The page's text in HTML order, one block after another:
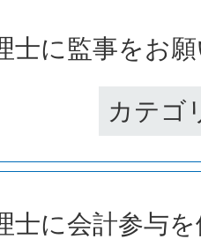
士に監事をお
カテゴ
士に会計参与